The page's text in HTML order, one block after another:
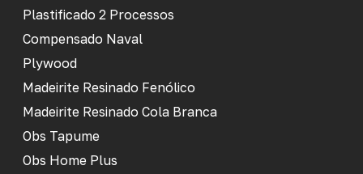
Plastificado 2 Processos
Compensado Naval
Plywood
Madeirite Resinado Fenólico
Madeirite Resinado Cola Branca
Obs Tapume
Obs Home Plus